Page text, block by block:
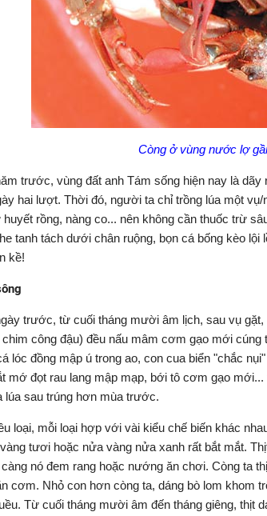
Còng ở vùng nước lợ
trước, vùng đất anh Tám sống hiện nay là
hai lượt. Thời đó, người ta chỉ trồng lúa một
huyết rồng, nàng co... nên không cần thuốc trừ
tanh tách dưới chân ruộng, bọn cá bống kèo
kề!
trước, từ cuối tháng mười âm lịch, sau vụ
chim công đậu) đều nấu mâm cơm gạo mới cúng
lóc đồng mập ú trong ao, con cua biển "chắc
mớ đọt rau lang mập mạp, bới tô cơm gạo
lúa sau trúng hơn mùa trước.
loại, mỗi loại hợp với vài kiểu chế biến khác
tươi hoặc nửa vàng nửa xanh rất bắt mắt.
nó đem rang hoặc nướng ăn chơi. Còng ta
cơm. Nhỏ con hơn còng ta, dáng bò lom khom
Từ cuối tháng mười âm đến tháng giêng, thịt